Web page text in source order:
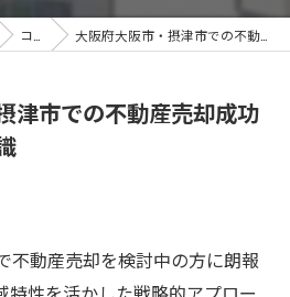
コラム 大阪府大阪市・摂津市での不動産売却成功のカギを握る知識
津市での不動産売却成功
不動産売却を検討中の方に朗報